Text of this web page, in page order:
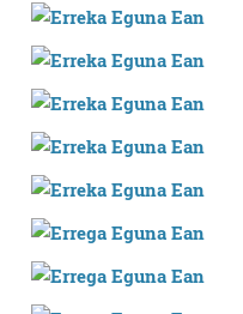
neurtzeko, jendeari
produktuak garatzeko.
erabiltzen dituen hauta
Bazkide batzuek ez
interes komertzial
bazkideen zerrenda,
duten interes legitimoa
dezakezun ikusteko.
Lortu zure datu